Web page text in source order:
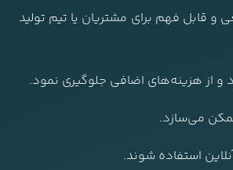
قابل فهم برای مشتریان یا تیم تولید
و از هزینه‌های اضافی جلوگیری نمود.
می‌سازد.
استفاده شوند.